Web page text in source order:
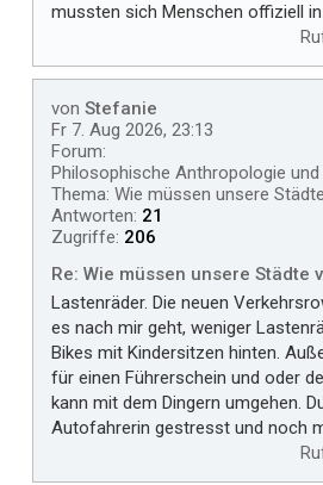
mussten sich Menschen offiziell
von Stefanie
Fr 7. Aug 2026, 23:13
Forum:
Philosophische Anthropologie
Thema: Wie müssen unsere
Antworten: 21
Zugriffe: 206
Re: Wie müssen unsere Städte
Lastenräder. Die neuen
es nach mir geht, weniger
Bikes mit Kindersitzen hinten.
für einen Führerschein und oder
kann mit dem Dingern umgehen.
Autofahrerin gestresst und noch